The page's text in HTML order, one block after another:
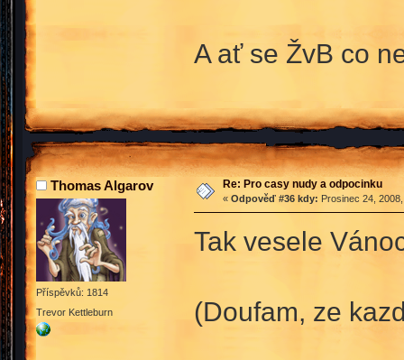
A ať se ŽvB co
Thomas Algarov
Příspěvků: 1814
Trevor Kettleburn
Re: Pro casy nudy a odpocinku
« Odpověď #36 kdy: Prosinec 24,
Tak vesele
(Doufam, ze